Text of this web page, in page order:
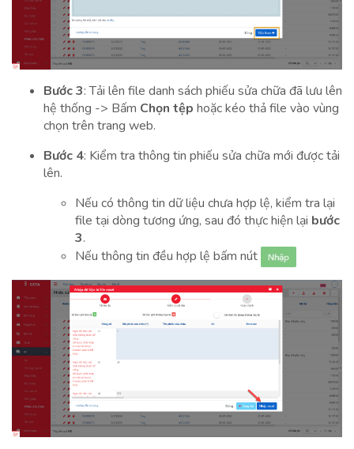
Bước 3: Tải lên file danh sách phiếu sửa chữa đã lưu lên
hệ thống -> Bấm Chọn tệp hoặc kéo thả file vào vùng
chọn trên trang web.
Bước 4: Kiểm tra thông tin phiếu sửa chữa mới được tải
lên.
Nếu có thông tin dữ liệu chưa hợp lệ, kiểm tra lại
file tại dòng tương ứng, sau đó thực hiện lại bước
3.
Nếu thông tin đều hợp lệ bấm nút